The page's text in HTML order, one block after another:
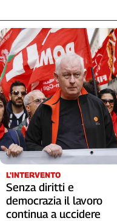
L'INTERVENTO
Senza diritti e
democrazia il lavoro
continua a uccidere